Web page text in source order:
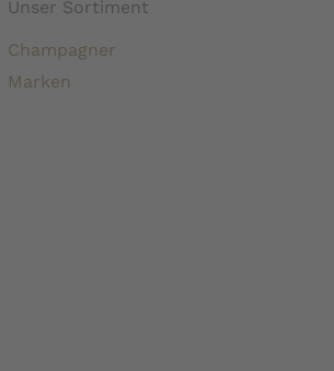
Unser Sortiment
Champagner
Marken